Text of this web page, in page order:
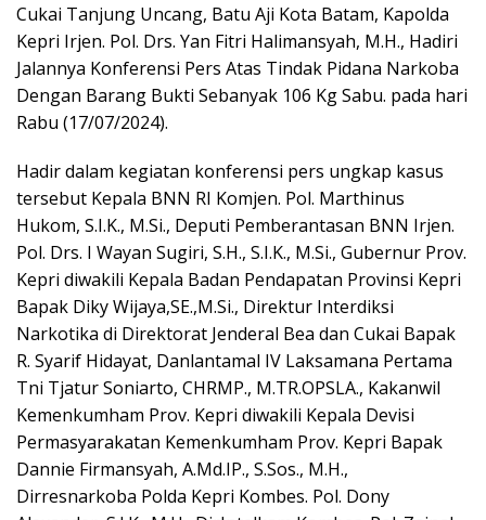
Cukai Tanjung Uncang, Batu Aji Kota Batam, Kapolda
Kepri Irjen. Pol. Drs. Yan Fitri Halimansyah, M.H., Hadiri
Jalannya Konferensi Pers Atas Tindak Pidana Narkoba
Dengan Barang Bukti Sebanyak 106 Kg Sabu. pada hari
Rabu (17/07/2024).
Hadir dalam kegiatan konferensi pers ungkap kasus
tersebut Kepala BNN RI Komjen. Pol. Marthinus
Hukom, S.I.K., M.Si., Deputi Pemberantasan BNN Irjen.
Pol. Drs. I Wayan Sugiri, S.H., S.I.K., M.Si., Gubernur Prov.
Kepri diwakili Kepala Badan Pendapatan Provinsi Kepri
Bapak Diky Wijaya,SE.,M.Si., Direktur Interdiksi
Narkotika di Direktorat Jenderal Bea dan Cukai Bapak
R. Syarif Hidayat, Danlantamal IV Laksamana Pertama
Tni Tjatur Soniarto, CHRMP., M.TR.OPSLA., Kakanwil
Kemenkumham Prov. Kepri diwakili Kepala Devisi
Permasyarakatan Kemenkumham Prov. Kepri Bapak
Dannie Firmansyah, A.Md.IP., S.Sos., M.H.,
Dirresnarkoba Polda Kepri Kombes. Pol. Dony